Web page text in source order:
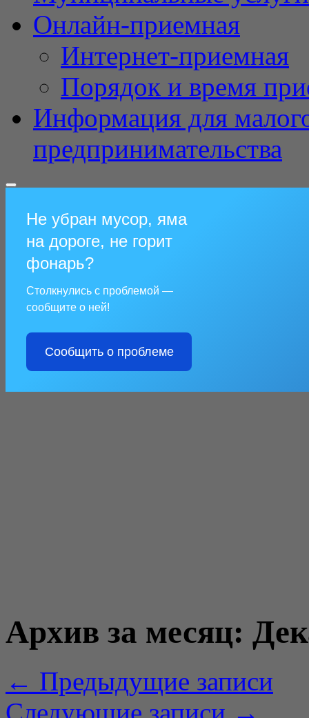
Онлайн-приемная
Интернет-приемная
Порядок и время
Информация для
предпринимательства
Не убран мусор, яма
на дороге, не горит
фонарь?
Столкнулись с проблемой —
сообщите о ней!
Сообщить о проблеме
Архив за месяц:
← Предыдущие записи
Следующие записи →